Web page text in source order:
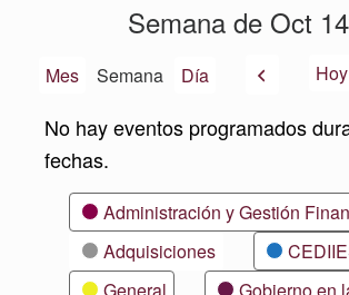
Semana de Oct
Mes Semana Día AnteriorHoy
No hay eventos programados
fechas.
CategoríasAdministración y Gestión
Adquisiciones
General
Gobierno en